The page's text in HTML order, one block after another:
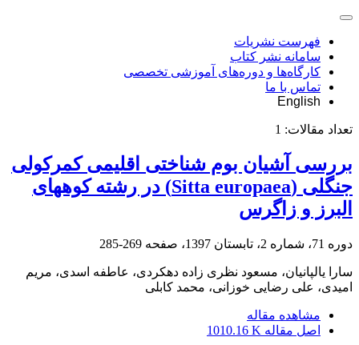
فهرست نشریات
سامانه نشر کتاب
کارگاه‌ها و دوره‌های آموزشی تخصصی
تماس با ما
English
تعداد مقالات: 1
بررسی آشیان بوم شناختی اقلیمی کمرکولی
جنگلی (Sitta europaea) در رشته کوههای
البرز و زاگرس
دوره 71، شماره 2، تابستان 1397، صفحه 269-285
سارا یالپانیان، مسعود نظری زاده دهکردی، عاطفه اسدی، مریم
امیدی، علی رضایی خوزانی، محمد کابلی
مشاهده مقاله
اصل مقاله 1010.16 K